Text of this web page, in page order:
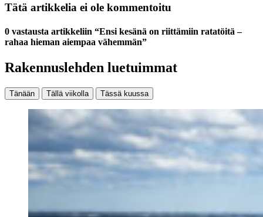
Tätä artikkelia ei ole kommentoitu
0 vastausta artikkeliin “Ensi kesänä on riittämiin ratatöitä –
rahaa hieman aiempaa vähemmän”
Rakennuslehden luetuimmat
Tänään Tällä viikolla Tässä kuussa